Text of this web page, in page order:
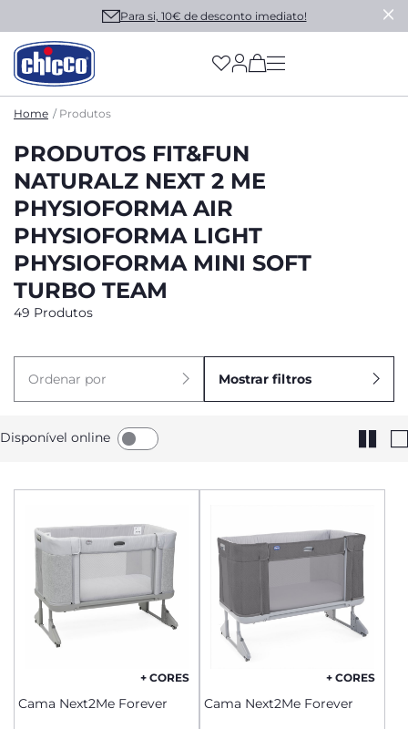
Para si, 10€ de desconto imediato!
(has more options
Home Produtos
PRODUTOS FIT&FUN
NATURALZ NEXT 2 ME
PHYSIOFORMA AIR
PHYSIOFORMA LIGHT
PHYSIOFORMA MINI SOFT
TURBO TEAM
49 Produtos
Ordenar por Mostrar filtros
Disponível online
+ CORES
Cama Next2Me Forever
+ CORES
Cama Next2Me Forever